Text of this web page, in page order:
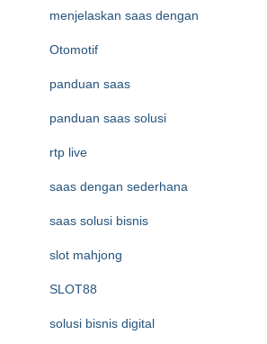
menjelaskan saas dengan
Otomotif
panduan saas
panduan saas solusi
rtp live
saas dengan sederhana
saas solusi bisnis
slot mahjong
SLOT88
solusi bisnis digital